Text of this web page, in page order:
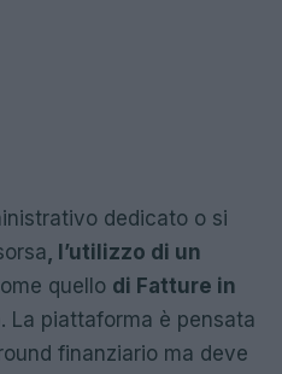
dedicato o si
, l’utilizzo di un
quello di Fatture in
. La piattaforma è pensata
finanziario ma deve